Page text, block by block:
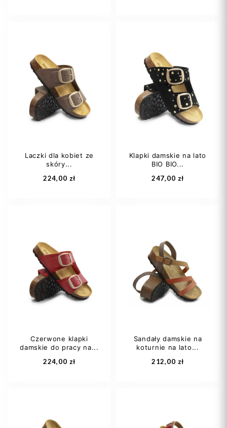
37
39
41
Dodaj do koszyka
38
Dodaj do koszyka
Laczki dla kobiet ze
skóry...
224,00 zł
38
40
41 +1
Dodaj do koszyka
Klapki damskie na lato
BIO BIO...
247,00 zł
38
40
41
Dodaj do koszyka
Czerwone klapki
damskie do pracy na...
224,00 zł
Sandały damskie na
koturnie na lato...
212,00 zł